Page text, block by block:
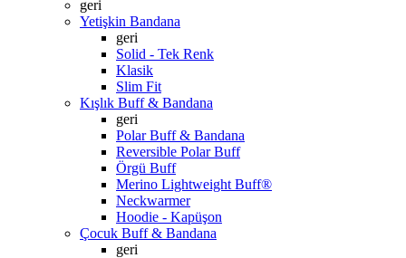
geri
Yetişkin Bandana
geri
Solid - Tek Renk
Klasik
Slim Fit
Kışlık Buff & Bandana
geri
Polar Buff & Bandana
Reversible Polar Buff
Örgü Buff
Merino Lightweight Buff®
Neckwarmer
Hoodie - Kapüşon
Çocuk Buff & Bandana
geri